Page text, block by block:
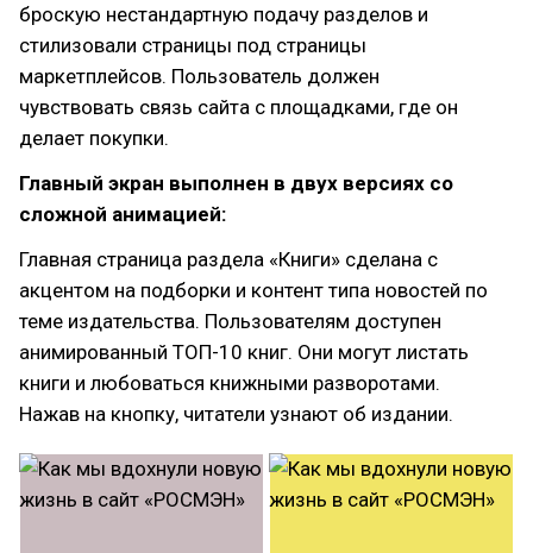
броскую нестандартную подачу разделов и
стилизовали страницы под страницы
маркетплейсов. Пользователь должен
чувствовать связь сайта с площадками, где он
делает покупки.
Главный экран выполнен в двух версиях со
сложной анимацией:
Главная страница раздела «Книги» сделана с
акцентом на подборки и контент типа новостей по
теме издательства. Пользователям доступен
анимированный ТОП-10 книг. Они могут листать
книги и любоваться книжными разворотами.
Нажав на кнопку, читатели узнают об издании.